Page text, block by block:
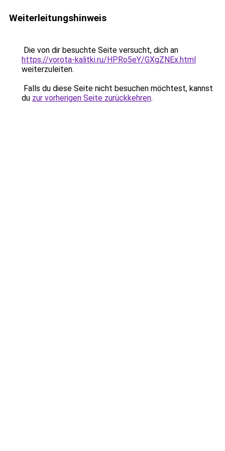
Weiterleitungshinweis
Die von dir besuchte Seite versucht, dich an
https://vorota-kalitki.ru/HPRo5eY/GXgZNEx.html
weiterzuleiten.
Falls du diese Seite nicht besuchen möchtest, kannst
du zur vorherigen Seite zurückkehren.